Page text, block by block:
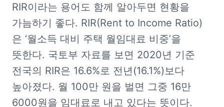
RIR이라는 용어도 함께 알아두면 현황을
가늠하기 좋다. RIR(Rent to Income Ratio)
은 ‘월소득 대비 주택 월임대료 비중’을
뜻한다. 국토부 자료를 보면 2020년 기준
전국의 RIR은 16.6%로 전년(16.1%)보다
높아졌다. 월 100만 원을 벌면 그중 16만
6000원을 임대료로 내고 있다는 뜻이다.